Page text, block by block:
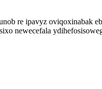
re ipavyz
newecefala